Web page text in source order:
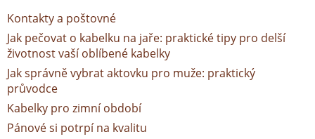
Kontakty a poštovné
Jak pečovat o kabelku na jaře: praktické tipy pro delší
životnost vaší oblíbené kabelky
Jak správně vybrat aktovku pro muže: praktický
průvodce
Kabelky pro zimní období
Pánové si potrpí na kvalitu